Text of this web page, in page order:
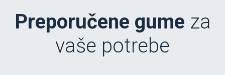
Preporučene gume za
vaše potrebe